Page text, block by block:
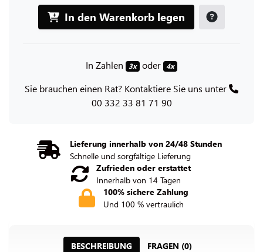
In den Warenkorb legen
In Zahlen 3x oder 4x
Sie brauchen einen Rat? Kontaktiere Sie uns unter
00 332 33 81 71 90
Lieferung innerhalb von 24/48 Stunden
Schnelle und sorgfältige Lieferung
Zufrieden oder erstattet
Innerhalb von 14 Tagen
100% sichere Zahlung
Und 100 % vertraulich
BESCHREIBUNG FRAGEN (0)